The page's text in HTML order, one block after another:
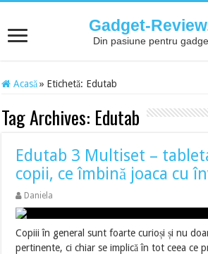
Gadget-
Din pasiune pentru
Acasă » Etichetă: Edutab
Tag Archives: Edutab
Edutab 3 Multiset –
copii, ce îmbină joaca cu
Daniela
Copiii în general sunt foarte curioși și nu
pertinente, ci chiar se implică în tot ceea ce